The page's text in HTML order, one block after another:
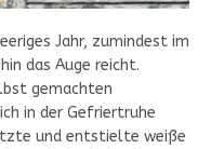
Jahr, zumindest im
das Auge reicht.
gemachten
in der Gefriertruhe
und entstielte weiße